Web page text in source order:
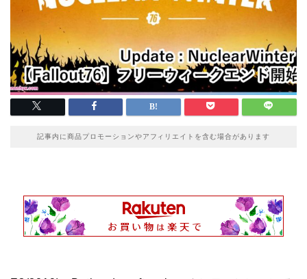
記事内に商品プロモーションやアフィリエイトを含む場合があります